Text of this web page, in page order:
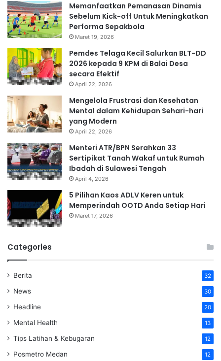
Memanfaatkan Pemanasan Dinamis
Sebelum Kick-off Untuk Meningkatkan
Performa Sepakbola
Maret 19, 2026
Pemdes Telaga Kecil Salurkan BLT-DD
2026 kepada 9 KPM di Balai Desa
secara Efektif
April 22, 2026
Mengelola Frustrasi dan Kesehatan
Mental dalam Kehidupan Sehari-hari
yang Modern
April 22, 2026
Menteri ATR/BPN Serahkan 33
Sertipikat Tanah Wakaf untuk Rumah
Ibadah di Sulawesi Tengah
April 4, 2026
5 Pilihan Kaos ADLV Keren untuk
Memperindah OOTD Anda Setiap Hari
Maret 17, 2026
Categories
Berita 32
News 30
Headline 20
Mental Health 13
Tips Latihan & Kebugaran 12
Posmetro Medan 12